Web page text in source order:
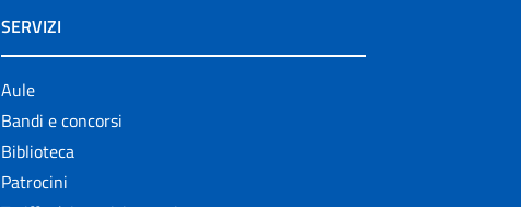
SERVIZI
Aule
Bandi e concorsi
Biblioteca
Patrocini